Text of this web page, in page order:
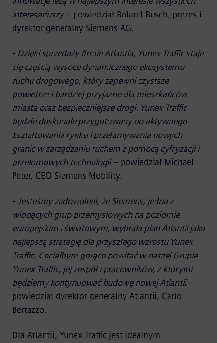
interesariuszy– powiedział Roland Busch, prezes i
dyrektor generalny Siemens AG.
- Dzięki sprzedaży firmie Atlantia, Yunex Traffic staje
się częścią wysoce dynamicznego ekosystemu
ruchu drogowego, który zapewni czystsze
powietrze i bardziej przyjazne dla mieszkańców
miasta oraz bezpieczniejsze drogi. Yunex Traffic
będzie doskonale przygotowany do aktywnego
kształtowania rynku i przełamywania nowych
granic w zarządzaniu ruchem z pomocą cyfryzacji i
przełomowych technologii– powiedział Michael
Peter, CEO Siemens Mobility.
- Jesteśmy zadowoleni, że Siemens, jedna z
wiodących grup przemysłowych na poziomie
europejskim i światowym, wybrała plan Atlantii jako
najlepszą strategię dla przyszłego wzrostu Yunex
Traffic. Chciałbym gorąco powitać w naszej Grupie
Yunex Traffic, jej zespół i pracowników, z którymi
będziemy kontynuować budowę nowej Atlantii–
powiedział dyrektor generalny Atlantii, Carlo
Bertazzo.
Dla Atlantii, Yunex Traffic jest idealnym